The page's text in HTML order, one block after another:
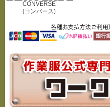
CONVERSE
(コンバース)